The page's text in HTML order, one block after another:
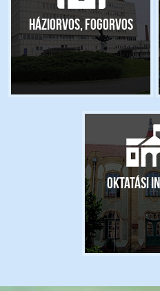
Háziorvos, fogorvos
Oktatási